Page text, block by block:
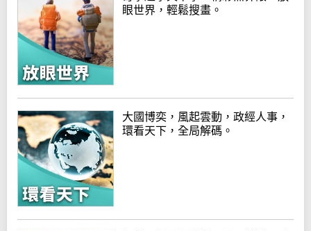
眼世界，輕鬆搜畫。
大國博奕，風起雲動，政經人事，
環看天下，全局解碼。